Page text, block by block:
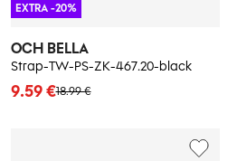
OCH BELLA
Strap-TW-PS-ZK-467.20-black
18.99 €
9.59 €
EXTRA -20%